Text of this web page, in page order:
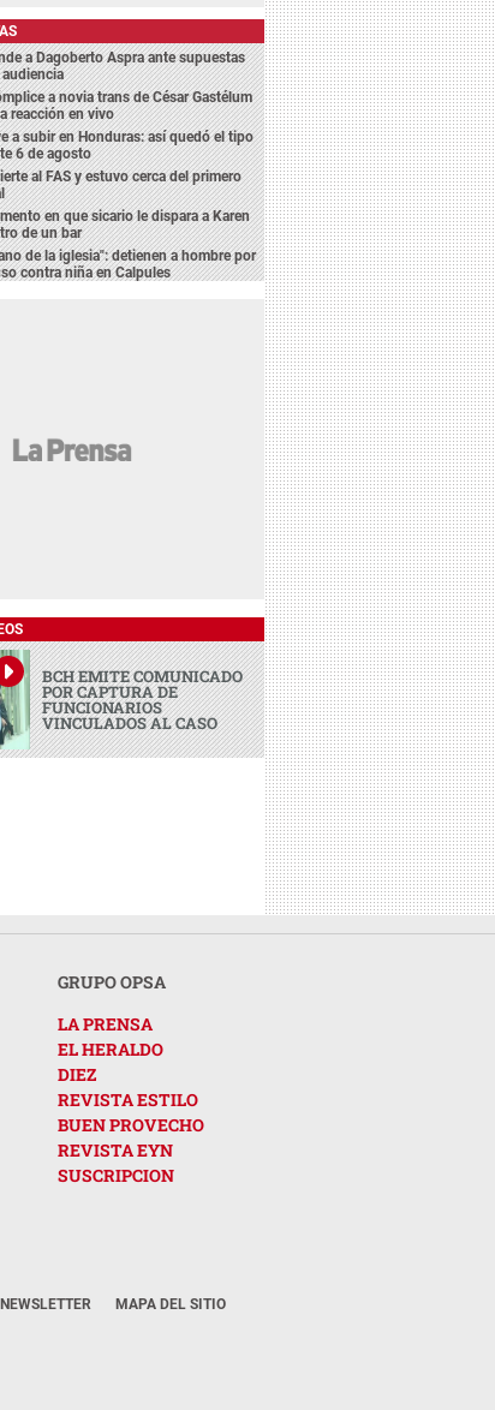
a Dagoberto Aspra ante supuestas
audiencia
a novia trans de César Gastélum
reacción en vivo
a subir en Honduras: así quedó el tipo
6 de agosto
al FAS y estuvo cerca del primero
en que sicario le dispara a Karen
de un bar
de la iglesia": detienen a hombre por
contra niña en Calpules
BCH EMITE COMUNICADO
POR CAPTURA DE
FUNCIONARIOS
VINCULADOS AL CASO
GRUPO OPSA
LA PRENSA
EL HERALDO
DIEZ
REVISTA ESTILO
BUEN PROVECHO
REVISTA EYN
SUSCRIPCION
NEWSLETTER
MAPA DEL SITIO